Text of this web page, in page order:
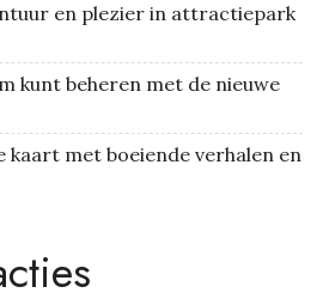
en plezier in attractiepark
kunt beheren met de nieuwe
kaart met boeiende verhalen en